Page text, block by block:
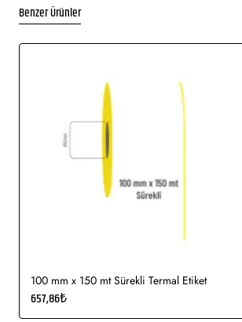
vardır. Güneş ışını gibi hafif derecedeki
görmez.
95 mm Yuvarlak Vellum Etiket tüm barkod
Yapışkan Türleri: Akrilik (Standart
(Kuvvetli yapışkan tutkal), Nonpern (İz
tutkal), Deep frezee (Soğuğa dayanıklı
Kullanılan Etiketler:Barkod etiketi, lot
Gıda etiketi vb. amaçlar için sayısız sektör
Benzer Ürünler
100 mm x 150 mt Sürekli Termal Etiket
657,86₺